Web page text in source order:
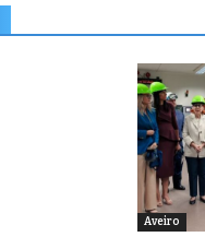
Aveiro